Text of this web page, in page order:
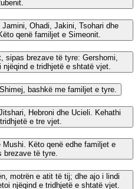
Ohadi, Jakini, Tsohari dhe
qenë familjet e Simeonit.
sipas brezave të tyre: Gershomi,
e tridhjetë e shtatë vjet.
bashkë me familjet e tyre.
Hebroni dhe Ucieli. Kehathi
e tre vjet.
Këto qenë edhe familjet e
brezave të tyre.
motrën e atit të tij; dhe ajo i lindi
njëqind e tridhjetë e shtatë vjet.